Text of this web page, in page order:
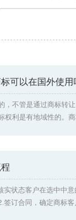
可以在国外使用
，不管是通过商标转
权利是有地域性的。
实状态客户在选中中
签订合同，确定商标客